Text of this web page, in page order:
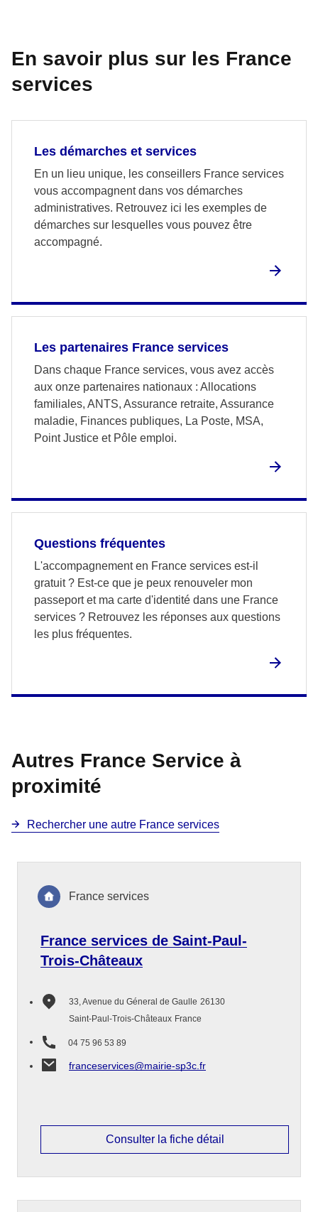
En savoir plus sur les France
services
Les démarches et services
En un lieu unique, les conseillers France services
vous accompagnent dans vos démarches
administratives. Retrouvez ici les exemples de
démarches sur lesquelles vous pouvez être
accompagné.
Les partenaires France services
Dans chaque France services, vous avez accès
aux onze partenaires nationaux : Allocations
familiales, ANTS, Assurance retraite, Assurance
maladie, Finances publiques, La Poste, MSA,
Point Justice et Pôle emploi.
Questions fréquentes
L'accompagnement en France services est-il
gratuit ? Est-ce que je peux renouveler mon
passeport et ma carte d'identité dans une France
services ? Retrouvez les réponses aux questions
les plus fréquentes.
Autres France Service à
proximité
Rechercher une autre France services
France services de Saint-Paul-
Trois-Châteaux
33, Avenue du Géneral de Gaulle 26130
Saint-Paul-Trois-Châteaux France
04 75 96 53 89
franceservices@mairie-sp3c.fr
France services
Consulter la fiche détail